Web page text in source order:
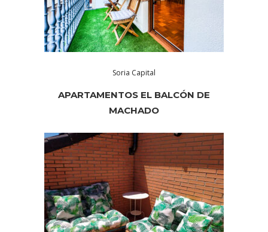
Soria Capital
APARTAMENTOS EL BALCÓN DE
MACHADO